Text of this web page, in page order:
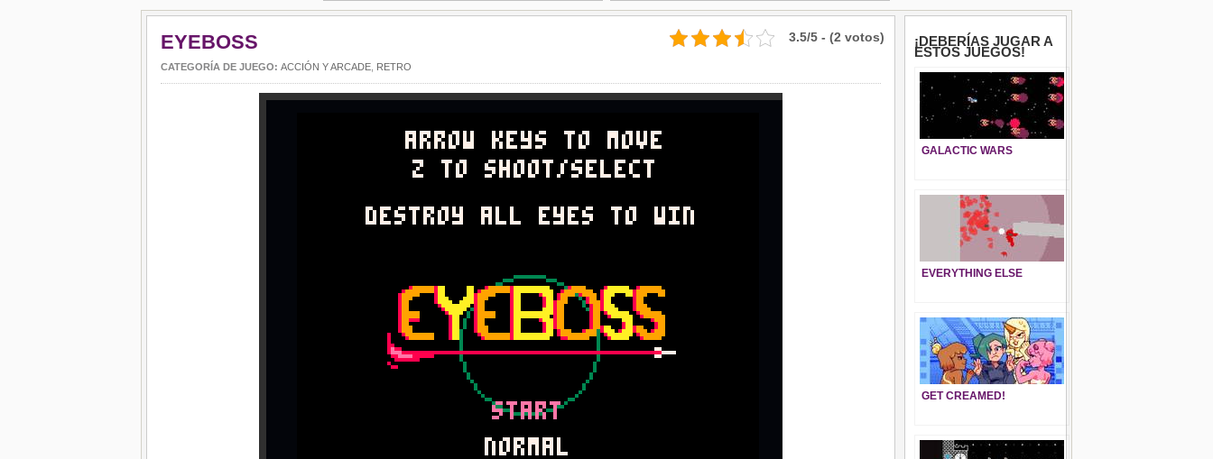
3.5/5 - (2 votos)
EYEBOSS
CATEGORÍA DE JUEGO: ACCIÓN Y ARCADE RETRO
¡DEBERÍAS JUGAR A
ESTOS JUEGOS!
GALACTIC WARS
EVERYTHING ELSE
GET CREAMED!